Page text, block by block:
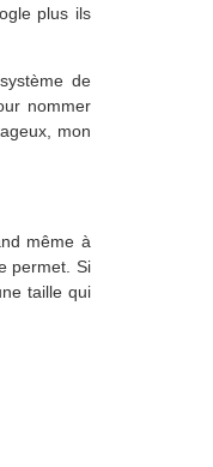
plus ils
de
nommer
mon
même à
permet. Si
taille qui